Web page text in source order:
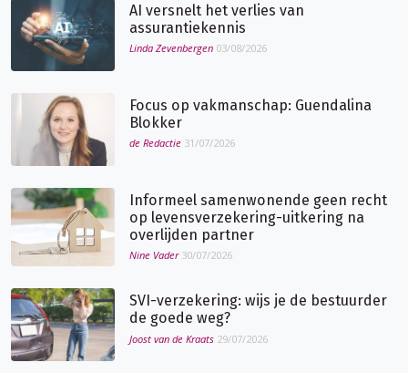
AI versnelt het verlies van
assurantiekennis
Linda Zevenbergen 03/08/2026
Focus op vakmanschap: Guendalina
Blokker
de Redactie 31/07/2026
Informeel samenwonende geen recht
op levensverzekering-uitkering na
overlijden partner
Nine Vader 30/07/2026
SVI-verzekering: wijs je de bestuurder
de goede weg?
Joost van de Kraats 29/07/2026